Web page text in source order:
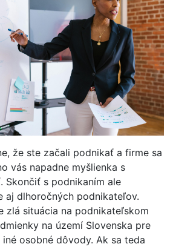
že ste začali podnikať a firme sa
vás napadne myšlienka s
Skončiť s podnikaním ale
aj dlhoročných podnikateľov.
zlá situácia na podnikateľskom
na území Slovenska pre
osobné dôvody. Ak sa teda